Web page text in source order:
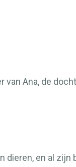
van Ana, de
dieren, en al zijn